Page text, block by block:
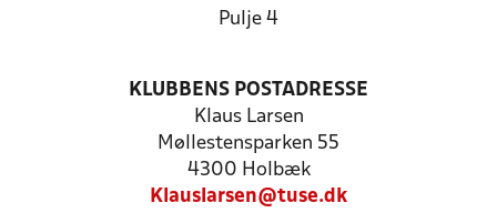
Pulje 4
KLUBBENS POSTADRESSE
Klaus Larsen
Møllestensparken 55
4300 Holbæk
Klauslarsen@tuse.dk